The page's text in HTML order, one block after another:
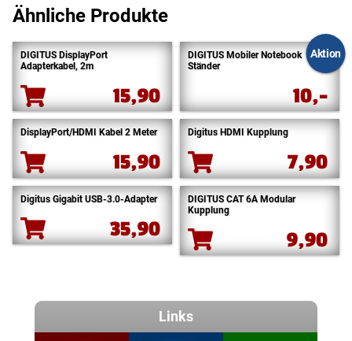
Ähnliche Produkte
DIGITUS DisplayPort
Adapterkabel, 2m
15,90
Aktion
DIGITUS Mobiler Notebook
Ständer
10,-
DisplayPort/HDMI Kabel 2 Meter
15,90
Digitus HDMI Kupplung
7,90
Digitus Gigabit USB-3.0-Adapter
35,90
DIGITUS CAT 6A Modular
Kupplung
9,90
Links